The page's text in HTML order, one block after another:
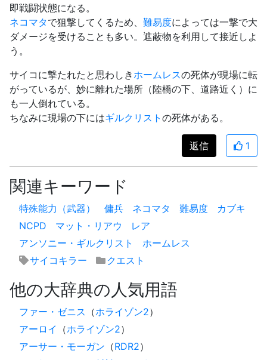
即戦闘状態になる。
ネコマタで狙撃してくるため、 難易度によっては一撃で大
ダメージを受けることも多い。遮蔽物を利用して接近しよ
う。
サイコに撃たれたと思わしき ホームレスの死体が現場に転
がっているが、妙に離れた場所（陸橋の下、道路近く）に
も一人倒れている。
ちなみに現場の下にはギルクリスト の死体がある。
返信 1
関連キーワード
特殊能力（武器） 傭兵 ネコマタ 難易度
カブキ
NCPD
マット・リアウ
レア
アンソニー・ギルクリスト
ホームレス
サイコキラー
クエスト
他の大辞典の人気用語
ファー・ゼニス （ホライゾン2）
アーロイ
（ホライゾン2）
アーサー・モーガン （RDR2）